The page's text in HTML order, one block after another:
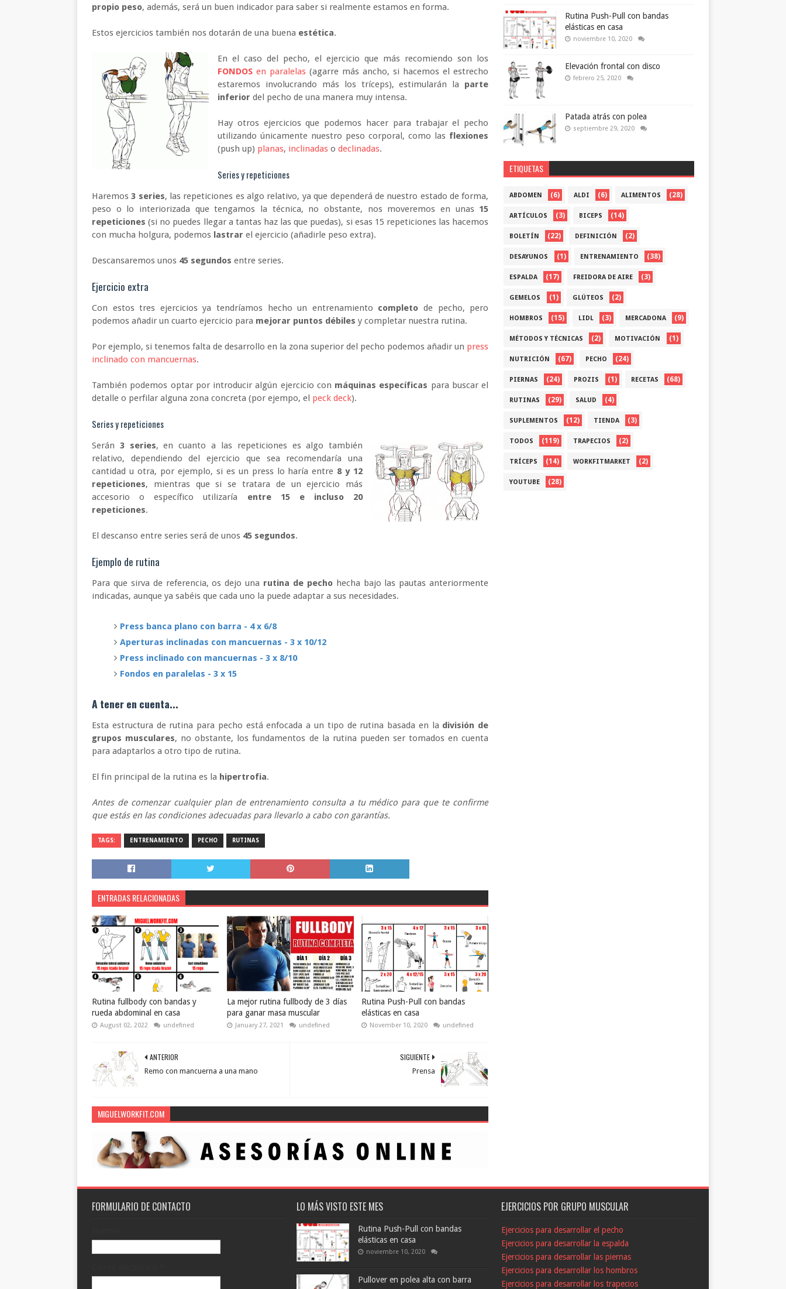
propio peso, además, será un buen indicador para saber si realmente estamos en forma.
Estos ejercicios también nos dotarán de una buena estética.
En el caso del pecho, el ejercicio que más recomiendo son los
FONDOS en paralelas (agarre más ancho, si hacemos el estrecho
estaremos involucrando más los tríceps), estimularán la parte
inferior del pecho de una manera muy intensa.
Hay otros ejercicios que podemos hacer para trabajar el pecho
utilizando únicamente nuestro peso corporal, como las flexiones
(push up) planas, inclinadas o declinadas.
Series y repeticiones
Haremos3 series, las repeticiones es algo relativo, ya que dependerá de nuestro estado de forma,
peso o lo interiorizada que tengamos la técnica, no obstante, nos moveremos en unas 15
repeticiones (si no puedes llegar a tantas haz las que puedas), si esas 15 repeticiones las hacemos
con mucha holgura, podemos lastrar el ejercicio (añadirle peso extra).
Descansaremos unos 45 segundos entre series.
Ejercicio extra
Con estos tres ejercicios ya tendríamos hecho un entrenamiento completo de pecho, pero
podemos añadir un cuarto ejercicio para mejorar puntos débiles y completar nuestra rutina.
Por ejemplo, si tenemos falta de desarrollo en la zona superior del pecho podemos añadir un press
inclinado con mancuernas.
También podemos optar por introducir algún ejercicio con máquinas específicas para buscar el
detalle o perfilar alguna zona concreta (por ejempo, el peck deck).
Series y repeticiones
Serán 3 series, en cuanto a las repeticiones es algo también
relativo, dependiendo del ejercicio que sea recomendaría una
cantidad u otra, por ejemplo, si es un press lo haría entre 8 y 12
repeticiones, mientras que si se tratara de un ejercicio más
accesorio o específico utilizaría entre 15 e incluso 20
repeticiones.
El descanso entre series será de unos 45 segundos.
Ejemplo de rutina
Para que sirva de referencia, os dejo una rutina de pechohecha bajo las pautas anteriormente
indicadas, aunque ya sabéis que cada uno la puede adaptar a sus necesidades.
Press banca plano con barra - 4 x 6/8
Aperturas inclinadas con mancuernas - 3 x 10/12
Press inclinado con mancuernas - 3 x 8/10
Fondos en paralelas - 3 x 15
A tener en cuenta...
Esta estructura de rutina para pecho está enfocada a un tipo de rutina basada en la división de
grupos musculares, no obstante, los fundamentos de la rutina pueden ser tomados en cuenta
para adaptarlos a otro tipo de rutina.
El fin principal de la rutina es la hipertrofia.
Antes de comenzar cualquier plan de entrenamiento consulta a tu médico para que te confirme
que estás en las condiciones adecuadas para llevarlo a cabo con garantías.
TAGS: ENTRENAMIENTO PECHO RUTINAS
ENTRADAS RELACIONADAS
Rutina fullbody con bandas y
rueda abdominal en casa
August 02, 2022 undefined
La mejor rutina fullbody de 3 días
para ganar masa muscular
January 27, 2021 undefined
Rutina Push-Pull con bandas
elásticas en casa
November 10, 2020 undefined
SIGUIENTE
Prensa
ANTERIOR
Remo con mancuerna a una mano
MIGUELWORKFIT.COM
Rutina Push-Pull con bandas
elásticas en casa
noviembre 10, 2020
Elevación frontal con disco
febrero 25, 2020
Patada atrás con polea
septiembre 29, 2020
ETIQUETAS
ABDOMEN (6) ALDI (6) ALIMENTOS (28)
ARTÍCULOS (3) BICEPS (14)
BOLETÍN (22) DEFINICIÓN (2)
DESAYUNOS (1) ENTRENAMIENTO (38)
ESPALDA (17) FREIDORA DE AIRE (3)
GEMELOS (1) GLÚTEOS (2)
HOMBROS (15) LIDL (3) MERCADONA (9)
MÉTODOS Y TÉCNICAS (2) MOTIVACIÓN (1)
NUTRICIÓN (67) PECHO (24)
PIERNAS (24) PROZIS (1) RECETAS (68)
RUTINAS (29) SALUD (4)
SUPLEMENTOS (12) TIENDA (3)
TODOS (119) TRAPECIOS (2)
TRÍCEPS (14) WORKFITMARKET (2)
YOUTUBE (28)
FORMULARIO DE CONTACTO LO MÁS VISTO ESTE MES
Rutina Push-Pull con bandas
elásticas en casa
noviembre 10, 2020
Pullover en polea alta con barra
EJERCICIOS POR GRUPO MUSCULAR
Ejercicios para desarrollar el pecho
Ejercicios para desarrollar la espalda
Ejercicios para desarrollar las piernas
Ejercicios para desarrollar los hombros
Ejercicios para desarrollar los trapecios